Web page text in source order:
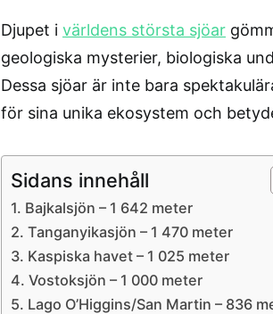
Djupet i världens största sjöar
geologiska mysterier, biologiska
Dessa sjöar är inte bara
för sina unika ekosystem och
Sidans innehåll
1. Bajkalsjön – 1 642 meter
2. Tanganyikasjön – 1 470 meter
3. Kaspiska havet – 1 025 meter
4. Vostoksjön – 1 000 meter
5. Lago O’Higgins/San Martin – 836